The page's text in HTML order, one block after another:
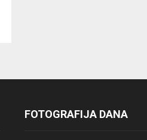
FOTOGRAFIJA DANA